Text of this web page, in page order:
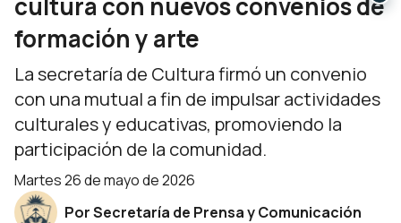
formación y arte
La secretaría de Cultura firmó un convenio
con una mutual a fin de impulsar actividades
culturales y educativas, promoviendo la
participación de la comunidad.
martes 26 de mayo de 2026
Por Secretaría de Prensa y Comunicación